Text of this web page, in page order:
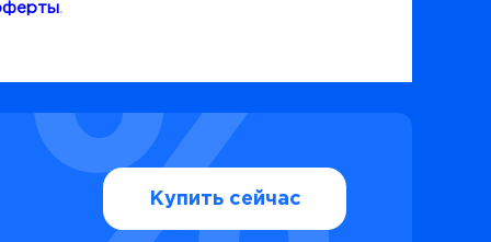
.
Купить сейчас